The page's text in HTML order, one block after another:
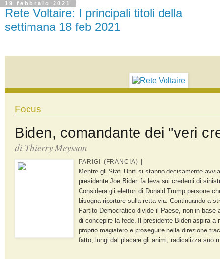
19 febbraio 2021
Rete Voltaire: I principali titoli della
settimana 18 feb 2021
Focus
Biden, comandante dei "veri
di Thierry Meyssan
PARIGI (FRANCIA) |
Mentre gli Stati Uniti si stanno decisamente
presidente Joe Biden fa leva sui credenti di
Considera gli elettori di Donald Trump persone
bisogna riportare sulla retta via. Continuando a
Partito Democratico divide il Paese, non in base
di concepire la fede. Il presidente Biden aspira a
proprio magistero e proseguire nella direzione
fatto, lungi dal placare gli animi, radicalizza suo